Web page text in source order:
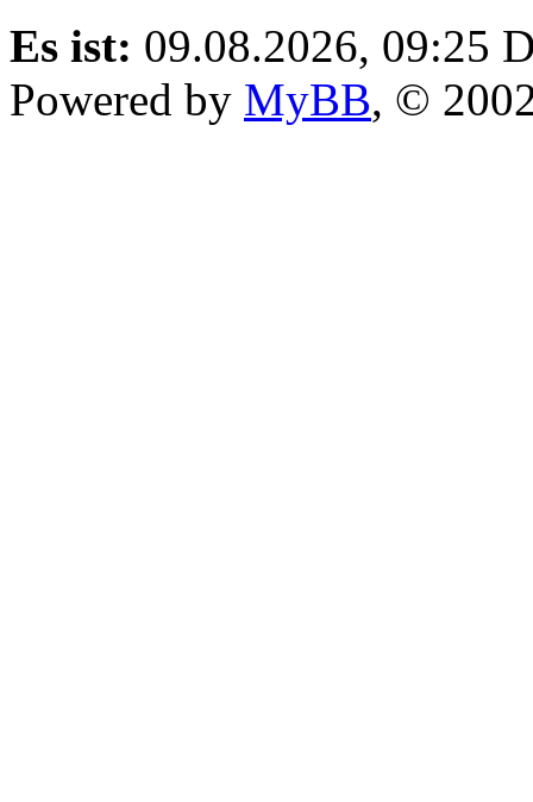
Es ist: 09.08.2026, 09:25
Powered by MyBB, ©